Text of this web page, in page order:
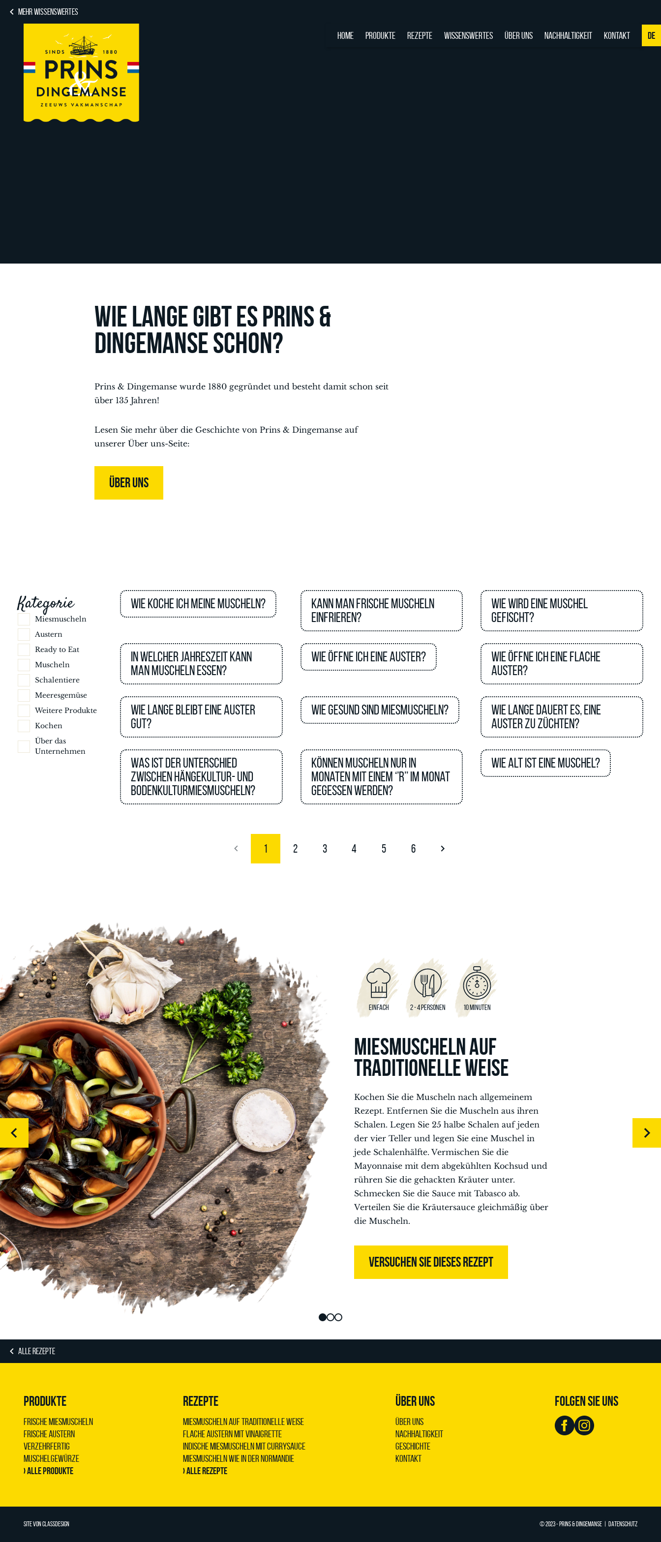
MEHR WISSENSWERTES
HOME PRODUKTE REZEPTE WISSENSWERTES ÜBER UNS NACHHALTIGKEIT KONTAKT DE
Wie lange gibt es Prins &
Dingemanse schon?
Prins & Dingemanse wurde 1880 gegründet und besteht damit schon seit
über 135 Jahren!
Lesen Sie mehr über die Geschichte von Prins & Dingemanse auf
unserer Über uns-Seite:
ÜBER UNS
Kategorie
Miesmuscheln
Austern
Ready to Eat
Muscheln
Schalentiere
Meeresgemüse
Weitere Produkte
Kochen
Über das
Unternehmen
Wie koche ich meine Muscheln?
Kann man frische Muscheln
einfrieren?
Wie wird eine Muschel
gefischt?
In welcher Jahreszeit kann
man Muscheln essen?
Wie öffne ich eine Auster?
Wie öffne ich eine flache
Auster?
Wie lange bleibt eine Auster
gut?
Wie gesund sind Miesmuscheln?
Wie lange dauert es, eine
Auster zu züchten?
Was ist der Unterschied
zwischen Hängekultur- und
Bodenkulturmiesmuscheln?
Können Muscheln nur in
Monaten mit einem ‘’R’’ im Monat
gegessen werden?
Wie alt ist eine Muschel?
1 2 3 4 5 6
EINFACH 2 - 4 PERSONEN 10 MINUTEN
MIESMUSCHELN AUF
TRADITIONELLE WEISE
Kochen Sie die Muscheln nach allgemeinem
Rezept. Entfernen Sie die Muscheln aus ihren
Schalen. Legen Sie 25 halbe Schalen auf jeden
der vier Teller und legen Sie eine Muschel in
jede Schalenhälfte. Vermischen Sie die
Mayonnaise mit dem abgekühlten Kochsud und
rühren Sie die gehackten Kräuter unter.
Schmecken Sie die Sauce mit Tabasco ab.
Verteilen Sie die Kräutersauce gleichmäßig über
die Muscheln.
VERSUCHEN SIE DIESES REZEPT
ALLE REZEPTE
PRODUKTE
Frische Miesmuscheln
Frische Austern
Verzehrfertig
Muschelgewürze
› Alle Produkte
REZEPTE
Miesmuscheln auf traditionelle Weise
Flache Austern mit Vinaigrette
Indische Miesmuscheln mit Currysauce
Miesmuscheln wie in der Normandie
› Alle Rezepte
ÜBER UNS
Über uns
Nachhaltigkeit
Geschichte
Kontakt
FOLGEN SIE UNS
SITE VON CLASSDESIGN © 2023 - PRINS & DINGEMANSE | DATENSCHUTZ